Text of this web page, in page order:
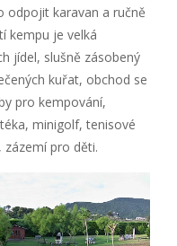
odpojit karavan a ručně
kempu je velká
jídel, slušně zásobený
kuřat, obchod se
pro kempování,
minigolf, tenisové
pro děti.